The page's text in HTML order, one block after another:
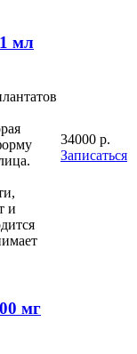
мл
и
34000 р.
Записаться
мг